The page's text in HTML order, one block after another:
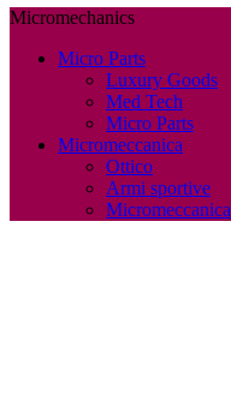
Micromechanics
Micro Parts
Luxury Goods
Med Tech
Micro Parts
Micromeccanica
Ottico
Armi sportive
Micromeccanica